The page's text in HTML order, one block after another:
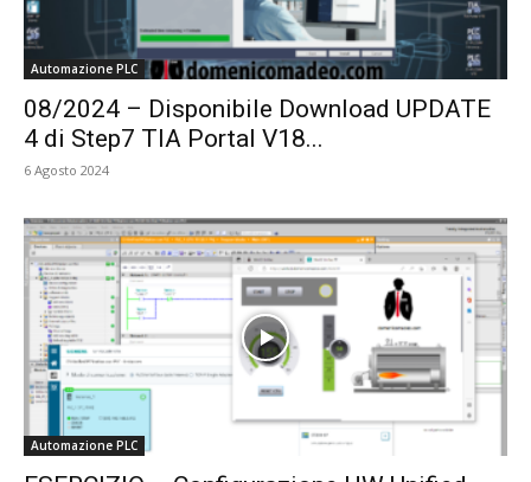
Automazione PLC
08/2024 – Disponibile Download UPDATE
4 di Step7 TIA Portal V18...
6 Agosto 2024
Automazione PLC